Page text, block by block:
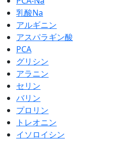
乳酸Na
アルギニン
アスパラギン酸
PCA
グリシン
アラニン
セリン
バリン
プロリン
トレオニン
イソロイシン